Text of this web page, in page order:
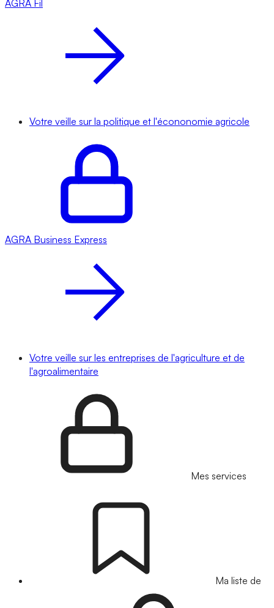
AGRA Fil
Votre veille sur la politique et l'écononomie agricole
AGRA Business Express
Votre veille sur les entreprises de l'agriculture et de
l'agroalimentaire
Mes services
Ma liste de